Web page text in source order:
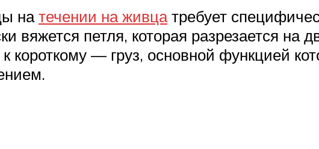
натечении на живцатребует
вяжется петля, которая разрезается на
короткому — груз, основной функцией